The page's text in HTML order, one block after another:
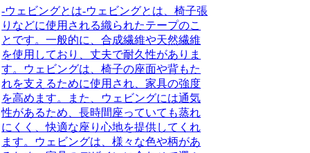
-ウェビングとは-ウェビングとは、椅子張
りなどに使用される織られたテープのこ
とです。一般的に、合成繊維や天然繊維
を使用しており、丈夫で耐久性がありま
す。ウェビングは、椅子の座面や背もた
れを支えるために使用され、家具の強度
を高めます。また、ウェビングには通気
性があるため、長時間座っていても蒸れ
にくく、快適な座り心地を提供してくれ
ます。ウェビングは、様々な色や柄があ